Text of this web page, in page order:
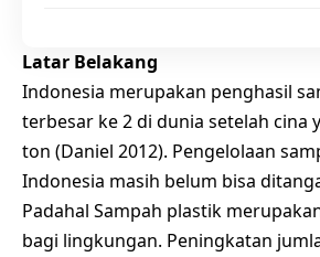
Latar Belakang
Indonesia merupakan penghasil
terbesar ke 2 di dunia setelah cina
ton (Daniel 2012). Pengelolaan
Indonesia masih belum bisa
Padahal Sampah plastik
bagi lingkungan. Peningkatan